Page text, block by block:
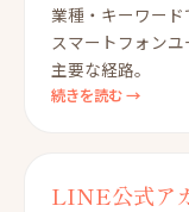
業種・キーワード
スマートフォン
主要な経路。
続きを読む →
LINE公式ア